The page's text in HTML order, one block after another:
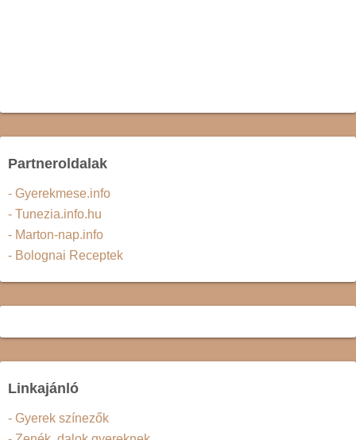
Partneroldalak
- Gyerekmese.info
- Tunezia.info.hu
- Marton-nap.info
- Bolognai Receptek
Linkajánló
- Gyerek színezők